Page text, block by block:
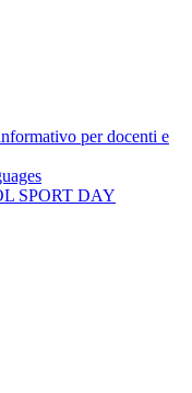
per docenti e
SPORT DAY